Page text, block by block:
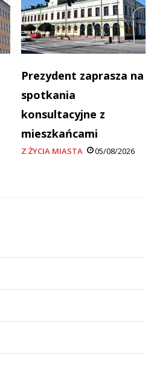
Prezydent zaprasza na
spotkania
konsultacyjne z
mieszkańcami
Z ŻYCIA MIASTA 05/08/2026